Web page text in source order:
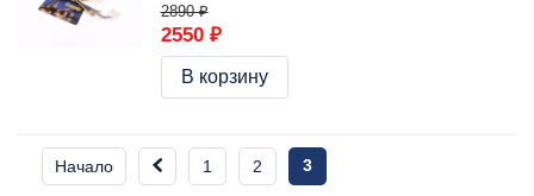
2890 ₽
2550 ₽
В корзину
Начало 1 2 3